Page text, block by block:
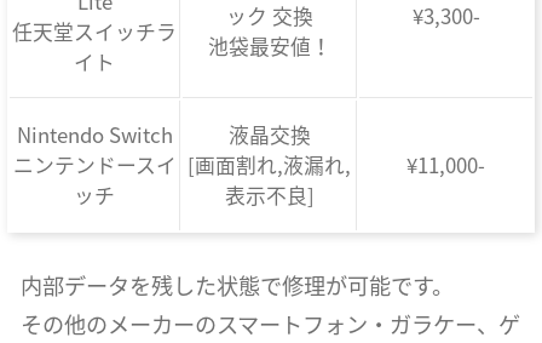
任天堂スイッチラ
イト
ック 交換
池袋最安値！
¥3,300-
Nintendo Switch
ニンテンドースイ
ッチ
液晶交換
[画面割れ,液漏れ,
表示不良]
¥11,000-
内部データを残した状態で修理が可能です。
その他のメーカーのスマートフォン・ガラケー、ゲ